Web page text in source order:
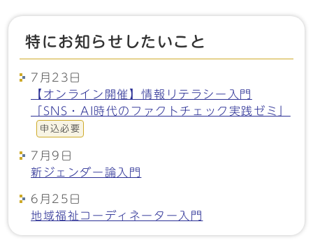
特にお知らせしたいこと
7月23日
【オンライン開催】情報リテラシー入門
「SNS・AI時代のファクトチェック実践ゼミ」
申込必要
7月9日
新ジェンダー論入門
6月25日
地域福祉コーディネーター入門